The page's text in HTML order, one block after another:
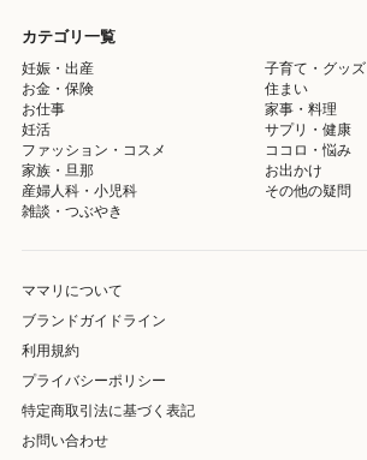
カテゴリ一覧
妊娠・出産
子育て・グッズ
お金・保険
住まい
お仕事
家事・料理
妊活
サプリ・健康
ファッション・コスメ
ココロ・悩み
家族・旦那
お出かけ
産婦人科・小児科
その他の疑問
雑談・つぶやき
ママリについて
ブランドガイドライン
利用規約
プライバシーポリシー
特定商取引法に基づく表記
お問い合わせ